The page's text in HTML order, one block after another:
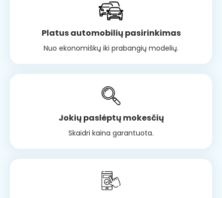
Platus automobilių pasirinkimas
Nuo ekonomiškų iki prabangių modelių.
Jokių paslėptų mokesčių
Skaidri kaina garantuota.